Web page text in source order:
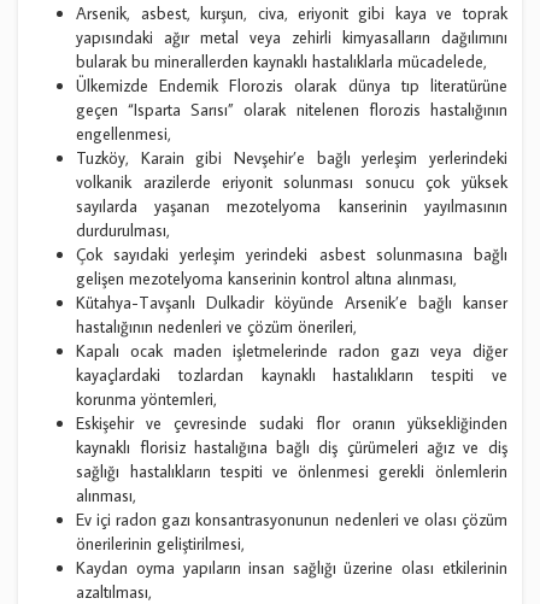
Arsenik, asbest, kurşun, civa, eriyonit gibi kaya ve toprak
yapısındaki ağır metal veya zehirli kimyasalların dağılımını
bularak bu minerallerden kaynaklı hastalıklarla mücadelede,
Ülkemizde Endemik Florozis olarak dünya tıp literatürüne
geçen “Isparta Sarısı” olarak nitelenen florozis hastalığının
engellenmesi,
Tuzköy, Karain gibi Nevşehir’e bağlı yerleşim yerlerindeki
volkanik arazilerde eriyonit solunması sonucu çok yüksek
sayılarda yaşanan mezotelyoma kanserinin yayılmasının
durdurulması,
Çok sayıdaki yerleşim yerindeki asbest solunmasına bağlı
gelişen mezotelyoma kanserinin kontrol altına alınması,
Kütahya-Tavşanlı Dulkadir köyünde Arsenik’e bağlı kanser
hastalığının nedenleri ve çözüm önerileri,
Kapalı ocak maden işletmelerinde radon gazı veya diğer
kayaçlardaki tozlardan kaynaklı hastalıkların tespiti ve
korunma yöntemleri,
Eskişehir ve çevresinde sudaki flor oranın yüksekliğinden
kaynaklı florisiz hastalığına bağlı diş çürümeleri ağız ve diş
sağlığı hastalıkların tespiti ve önlenmesi gerekli önlemlerin
alınması,
Ev içi radon gazı konsantrasyonunun nedenleri ve olası çözüm
önerilerinin geliştirilmesi,
Kaydan oyma yapıların insan sağlığı üzerine olası etkilerinin
azaltılması,